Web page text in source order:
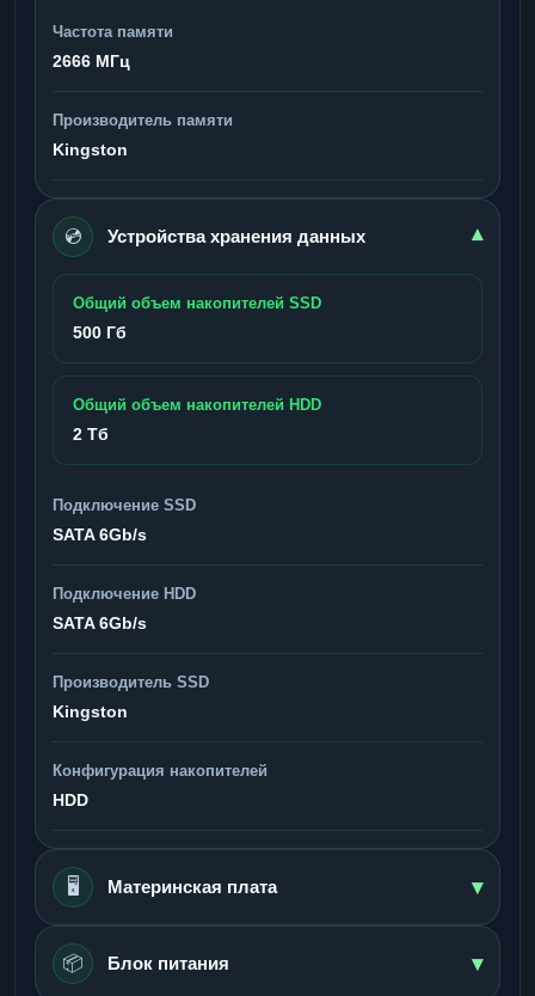
Частота памяти
2666 МГц
Производитель памяти
Kingston
💿 Устройства хранения данных ▾
Общий объем накопителей SSD
500 Гб
Общий объем накопителей HDD
2 Тб
Подключение SSD
SATA 6Gb/s
Подключение HDD
SATA 6Gb/s
Производитель SSD
Kingston
Конфигурация накопителей
HDD
🖥️ Материнская плата ▾
📦 Блок питания ▾